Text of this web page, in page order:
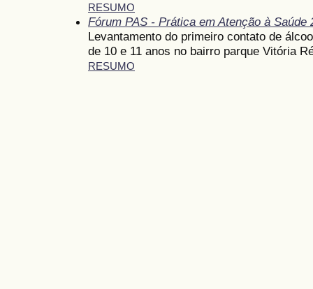
RESUMO
Fórum PAS - Prática em Atenção à Saúde
Levantamento do primeiro contato de
de 10 e 11 anos no bairro parque Vitória
RESUMO